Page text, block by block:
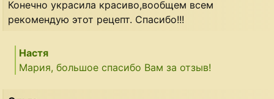
Конечно украсила красиво,вообщем всем
рекомендую этот рецепт. Спасибо!!!
Настя
Мария, большое спасибо Вам за отзыв!